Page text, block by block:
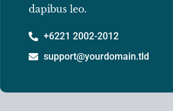
dapibus leo.
+6221 2002-2012
support@yourdomain.tld